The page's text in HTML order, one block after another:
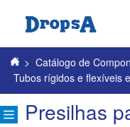
> Catálogo de
Tubos rígidos e flexíveis
Presilhas